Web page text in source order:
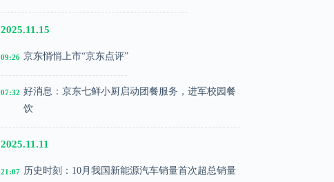
2025.11.15
09:26 京东悄悄上市“京东点评”
07:32 好消息：京东七鲜小厨启动团餐服务，进军校园餐
饮
2025.11.11
21:07 历史时刻：10月我国新能源汽车销量首次超总销量